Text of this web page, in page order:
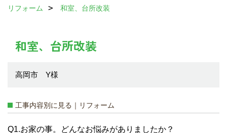
リフォーム
和室、台所改装
和室、台所改装
高岡市 Y様
工事内容別に見る｜リフォーム
Q1.お家の事。どんなお悩みがありましたか？